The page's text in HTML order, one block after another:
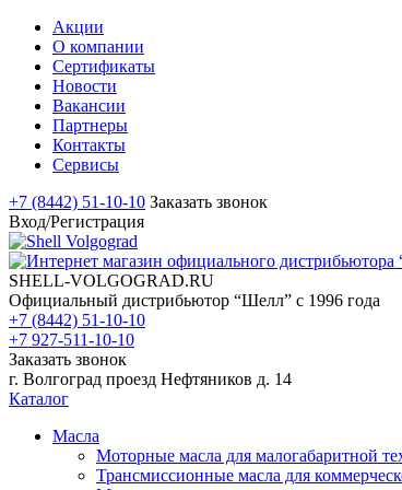
Акции
О компании
Сертификаты
Новости
Вакансии
Партнеры
Контакты
Сервисы
+7 (8442) 51-10-10 Заказать звонок
Вход/Регистрация
SHELL-VOLGOGRAD.RU
Официальный дистрибьютор “Шелл” с 1996 года
+7 (8442) 51-10-10
+7 927-511-10-10
Заказать звонок
г. Волгоград проезд Нефтяников д. 14
Каталог
Масла
Моторные масла для малогабаритной
Трансмиссионные масла для